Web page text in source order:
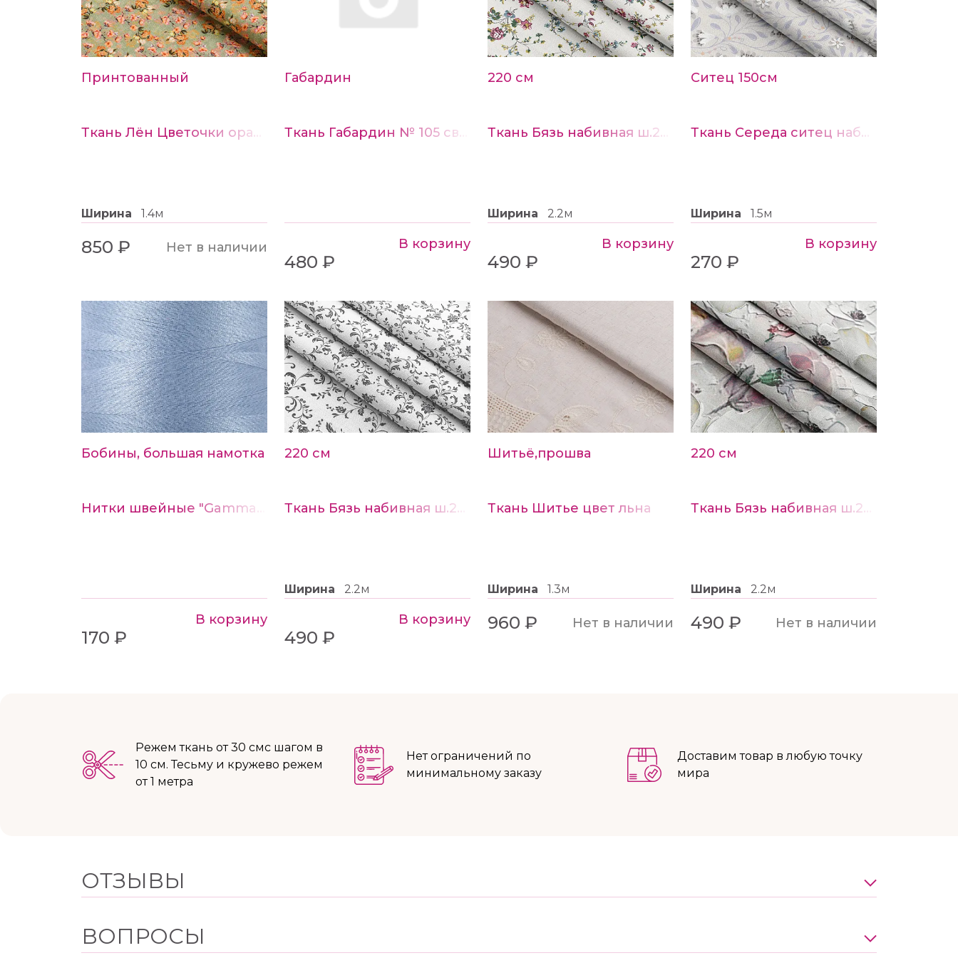
Принтованный
Ткань Лён Цветочки оранжевые на оливковом
Ширина 1.4м
850 ₽ Нет в наличии
Габардин
Ткань Габардин № 105 светло-бежевый
480 ₽
В корзину
220 см
Ткань Бязь набивная ш.220см рис.21881-1
Ширина 2.2м
490 ₽
В корзину
Ситец 150см
Ткань Середа ситец набивной ш.150см рис.22138-1
Ширина 1.5м
270 ₽
В корзину
Бобины, большая намотка
170 ₽
В корзину
220 см
Ткань Бязь набивная ш.220см рис.21641-1
Ширина 2.2м
490 ₽
В корзину
Шитьё,прошва
Ткань Шитье цвет льна
Ширина 1.3м
960 ₽ Нет в наличии
220 см
Ткань Бязь набивная ш.220см рис.22206-1
Ширина 2.2м
490 ₽ Нет в наличии
Режем ткань от 30 смс шагом в
10 см. Тесьму и кружево режем
от 1 метра
Нет ограничений по
минимальному заказу
Доставим товар в любую точку
мира
ОТЗЫВЫ
ВОПРОСЫ